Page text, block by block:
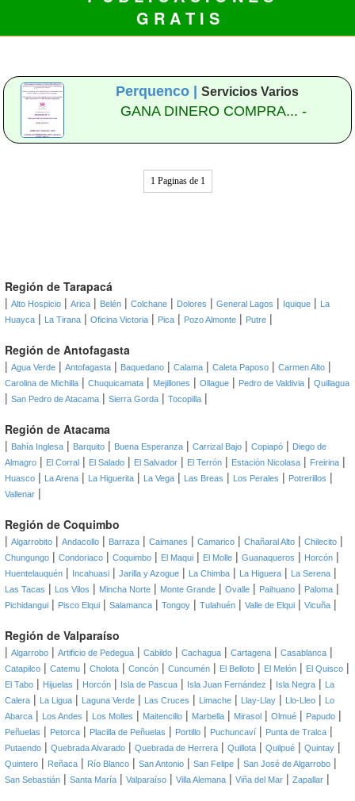
G R A T I S
Perquenco |Servicios Varios
GANA DINERO COMPRA... -
1 Paginas de 1
Región de Tarapacá
| Alto Hospicio | Arica | Belén | Colchane | Dolores | General Lagos | Iquique |
La
Huayca | La Tirana | Oficina Victoria | Pica | Pozo Almonte | Putre |
Región de Antofagasta
| Agua Verde | Antofagasta | Baquedano | Calama | Caleta Paposo | Carmen Alto |
Carolina de Michilla | Chuquicamata | Mejillones | Ollague | Pedro de Valdivia | Quillagua
| San Pedro de Atacama | Sierra Gorda | Tocopilla |
Región de Atacama
| Bahía Inglesa | Barquito | Buena Esperanza | Carrizal Bajo | Copiapó | Diego de
Almagro | El Corral | El Salado | El Salvador | El Terrón | Estación Nicolasa | Freirina |
Huasco | La Arena | La Higuerita | La Vega | Las Breas | Los Perales | Potrerillos |
Vallenar |
Región de Coquimbo
| Algarrobito | Andacollo | Barraza | Caimanes | Camarico | Chañaral Alto | Chilecito |
Chungungo | Condoriaco | Coquimbo | El Maqui | El Molle | Guanaqueros | Horcón |
Huentelauquén | Incahuasi | Jarilla y Azogue | La Chimba | La Higuera | La Serena |
Las Tacas | Los Vilos | Mincha Norte | Monte Grande | Ovalle | Paihuano | Paloma |
Pichidangui | Pisco Elqui | Salamanca | Tongoy | Tulahuén | Valle de Elqui | Vicuña |
Región de Valparaíso
| Algarrobo | Artificio de Pedegua | Cabildo | Cachagua | Cartagena | Casablanca |
Catapilco | Catemu | Cholota | Concón | Cuncumén | El Belloto | El Melón | El Quisco |
El Tabo | Hijuelas | Horcón | Isla de Pascua | Isla Juan Fernández | Isla Negra |
La
Calera | La Ligua | Laguna Verde | Las Cruces | Limache | Llay-Llay | Llo-Lleo |
Lo
Abarca | Los Andes | Los Molles | Maitencillo | Marbella | Mirasol | Olmué | Papudo |
Peñuelas | Petorca | Placilla de Peñuelas | Portillo | Puchuncaví | Punta de Tralca |
Putaendo | Quebrada Alvarado | Quebrada de Herrera | Quillota | Quilpué | Quintay |
Quintero | Reñaca | Río Blanco | San Antonio | San Felipe | San José de Algarrobo |
San Sebastián | Santa María | Valparaíso | Villa Alemana | Viña del Mar | Zapallar |